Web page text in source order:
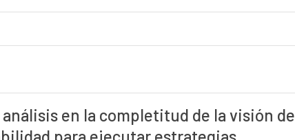
en la completitud de la visión de